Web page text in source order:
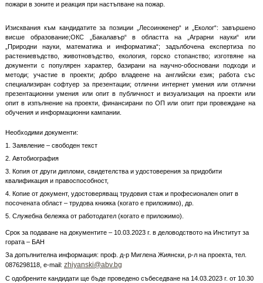
пожари в зоните и реакция при настъпване на пожар.
Изисквания към кандидатите за позиции „Лесоинженер“ и „Еколог“: завършено
висше образование;ОКС „Бакалавър“ в областта на „Аграрни науки“ или
„Природни науки, математика и информатика“; задълбочена експертиза по
растениевъдство, животновъдство, екология, горско стопанство; изготвяне на
документи с популярен характер, базирани на научно-обосновани подходи и
методи; участие в проекти; добро владеене на английски език; работа със
специализиран софтуер за презентации; отлични интернет умения или отлични
презентационни умения или опит в публичност и визуализация на проекти или
опит в изпълнение на проекти, финансирани по ОП или опит при провеждане на
обучения и информационни кампании.
Необходими документи:
1. Заявление – свободен текст
2. Автобиография
3. Копия от други дипломи, свидетелства и удостоверения за придобити
квалификация и правоспособност,
4. Копие от документ, удостоверяващ трудовия стаж и професионален опит в
посочената област – трудова книжка (когато е приложимо), др.
5. Служебна бележка от работодател (когато е приложимо).
Срок за подаване на документите – 10.03.2023 г. в деловодството на Институт за
гората – БАН
За допълнителна информация: проф. д-р Миглена Жиянски, р-л на проекта, тел.
0876298118, e-mail: zhiyanski@abv.bg
С одобрените кандидати ще бъде проведено събеседване на 14.03.2023 г. от 10.30